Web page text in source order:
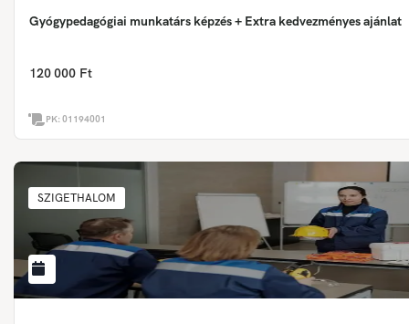
Gyógypedagógiai munkatárs képzés + Extra kedvezményes ajánlat
120 000 Ft
PK:01194001
SZIGETHALOM